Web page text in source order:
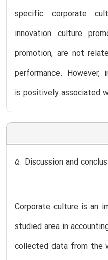
specific corporate
innovation culture
promotion, are not
performance. However,
is positively associated
5. Discussion and
Corporate culture is an
studied area in
collected data from the